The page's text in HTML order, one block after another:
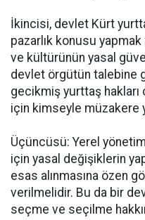
İkincisi, devlet Kürt
pazarlık konusu
ve kültürünün yasal
devlet örgütün talebine
gecikmiş yurttaş
için kimseyle müzakere
Üçüncüsü: Yerel
için yasal değişiklerin
esas alınmasına özen
verilmelidir. Bu da bir
seçme ve seçilme